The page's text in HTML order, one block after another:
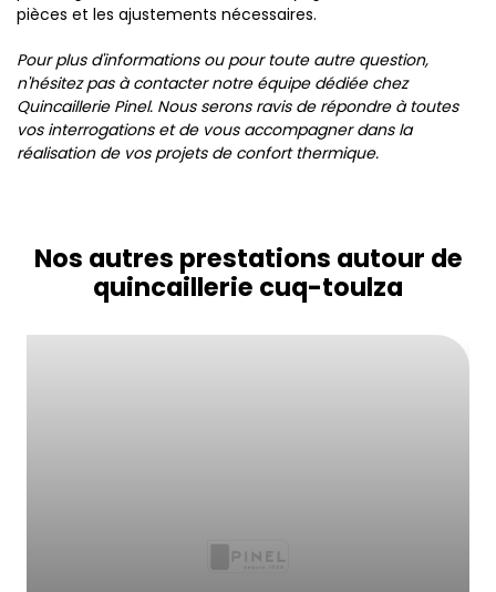
pièces et les ajustements nécessaires.
Pour plus d'informations ou pour toute autre question,
n'hésitez pas à contacter notre équipe dédiée chez
Quincaillerie Pinel. Nous serons ravis de répondre à toutes
vos interrogations et de vous accompagner dans la
réalisation de vos projets de confort thermique.
Nos autres prestations autour de
quincaillerie cuq-toulza